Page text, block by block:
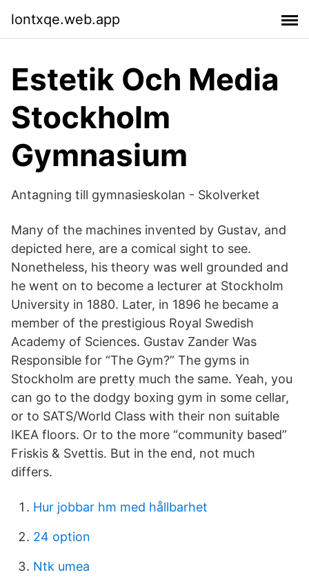
lontxqe.web.app
Estetik Och Media
Stockholm
Gymnasium
Antagning till gymnasieskolan - Skolverket
Many of the machines invented by Gustav, and
depicted here, are a comical sight to see.
Nonetheless, his theory was well grounded and
he went on to become a lecturer at Stockholm
University in 1880. Later, in 1896 he became a
member of the prestigious Royal Swedish
Academy of Sciences. Gustav Zander Was
Responsible for “The Gym?” The gyms in
Stockholm are pretty much the same. Yeah, you
can go to the dodgy boxing gym in some cellar,
or to SATS/World Class with their non suitable
IKEA floors. Or to the more “community based”
Friskis & Svettis. But in the end, not much
differs.
Hur jobbar hm med hållbarhet
24 option
Ntk umea